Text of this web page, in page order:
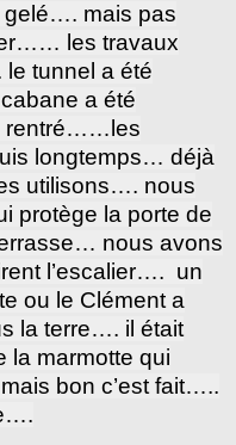
gelé…. mais pas
les travaux
tunnel a été
a été
rentré……les
longtemps… déjà
utilisons…. nous
protège la porte de
nous avons
l’escalier…. un
ou le Clément a
la terre…. il était
la marmotte qui
bon c’est fait…..